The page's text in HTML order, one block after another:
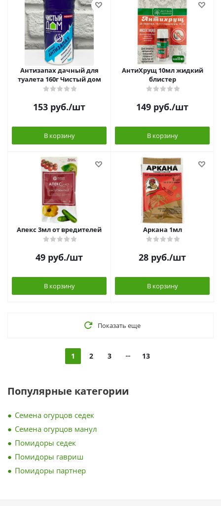
Антизапах дачный для
туалета 160г Чистый дом
153 руб./шт
В корзину
АнтиХрущ 10мл жидкий
блистер
149 руб./шт
В корзину
Апекс 3мл от вредителей
49 руб./шт
В корзину
Аркана 1мл
28 руб./шт
В корзину
Показать еще
1 2 3 13
Популярные категории
Семена огурцов седек
Семена огурцов манул
Помидоры седек
Помидоры гавриш
Помидоры партнер